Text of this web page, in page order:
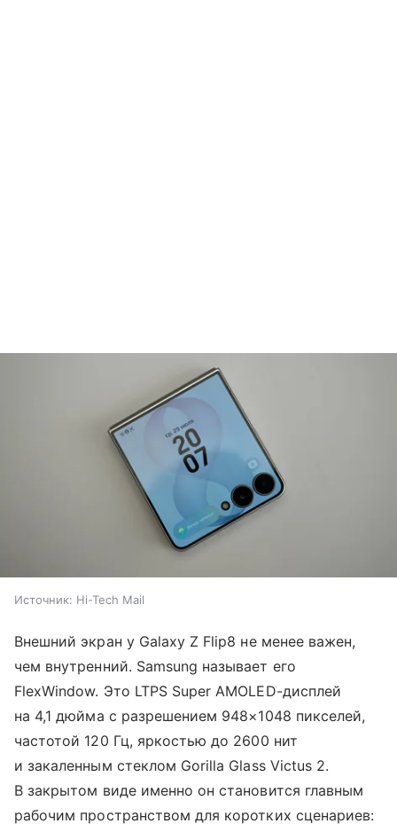
Источник: Hi-Tech Mail
Внешний экран у Galaxy Z Flip8 не менее важен,
чем внутренний. Samsung называет его
FlexWindow. Это LTPS Super AMOLED-дисплей
на 4,1 дюйма с разрешением 948×1048 пикселей,
частотой 120 Гц, яркостью до 2600 нит
и закаленным стеклом Gorilla Glass Victus 2.
В закрытом виде именно он становится главным
рабочим пространством для коротких сценариев: